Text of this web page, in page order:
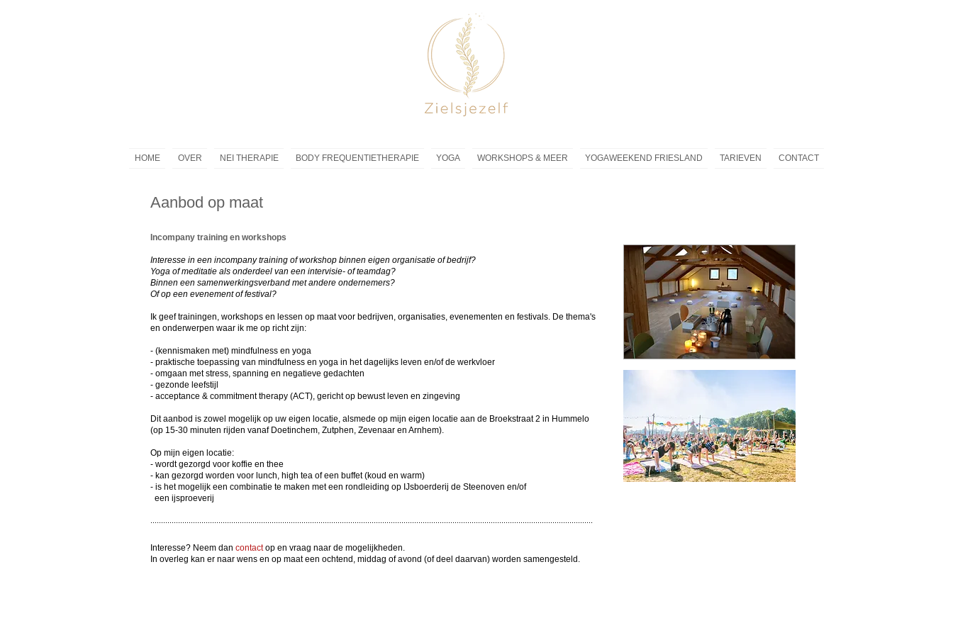
HOME OVER NEI THERAPIE BODY FREQUENTIETHERAPIE YOGA WORKSHOPS & MEER YOGAWEEKEND FRIESLAND TARIEVEN CONTACT
Aanbod op maat
Incompany training en workshops
Interesse in een incompany training of workshop binnen eigen organisatie of bedrijf?
Yoga of meditatie als onderdeel van een intervisie- of teamdag?
Binnen een samenwerkingsverband met andere ondernemers?
Of op een evenement of festival?
Ik geef trainingen, workshops en lessen op maat voor bedrijven, organisaties, evenementen en festivals. De thema's
en onderwerpen waar ik me op richt zijn:
- (kennismaken met) mindfulness en yoga
- praktische toepassing van mindfulness en yoga in het dagelijks leven en/of de werkvloer
- omgaan met stress, spanning en negatieve gedachten
- gezonde leefstijl
- acceptance & commitment therapy (ACT), gericht op bewust leven en zingeving
Dit aanbod is zowel mogelijk op uw eigen locatie, alsmede op mijn eigen locatie aan de Broekstraat 2 in Hummelo
(op 15-30 minuten rijden vanaf Doetinchem, Zutphen, Zevenaar en Arnhem).
Op mijn eigen locatie:
- wordt gezorgd voor koffie en thee
- kan gezorgd worden voor lunch, high tea of een buffet (koud en warm)
- is het mogelijk een combinatie te maken met een rondleiding op IJsboerderij de Steenoven en/of
een ijsproeverij
Interesse? Neem dan contactop en vraag naar de mogelijkheden.
In overleg kan er naar wens en op maat een ochtend, middag of avond (of deel daarvan) worden samengesteld.